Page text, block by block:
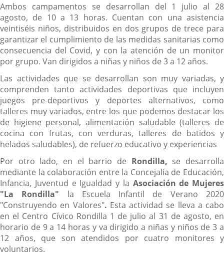
Ambos campamentos se desarrollan del 1 julio al 28
agosto, de 10 a 13 horas. Cuentan con una asistencia
veintiséis niños, distribuidos en dos grupos de trece para
garantizar el cumplimiento de las medidas sanitarias como
consecuencia del Covid, y con la atención de un monitor
por grupo. Van dirigidos a niñas y niños de 3 a 12 años.
Las actividades que se desarrollan son muy variadas, y
comprenden tanto actividades deportivas que incluyen
juegos pre-deportivos y deportes alternativos, como
talleres muy variados, entre los que podemos destacar los
de higiene personal, alimentación saludable (talleres de
cocina con frutas, con verduras, talleres de batidos y
helados saludables), de refuerzo educativo y experiencias
Por otro lado, en el barrio de Rondilla, se desarrolla
mediante la colaboración entre la Concejalía de Educación,
Infancia, Juventud e Igualdad y la Asociación de Mujeres
"La Rondilla" la Escuela Infantil de Verano 2020
"Construyendo en Valores". Esta actividad se lleva a cabo
en el Centro Cívico Rondilla 1 de julio al 31 de agosto, en
horario de 9 a 14 horas y va dirigido a niñas y niños de 3 a
12 años, que son atendidos por cuatro monitores y
voluntarios.